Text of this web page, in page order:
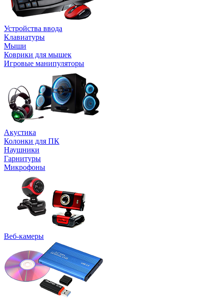
Устройства ввода
Клавиатуры
Мыши
Коврики для мышек
Игровые манипуляторы
Акустика
Колонки для ПК
Наушники
Гарнитуры
Микрофоны
Веб-камеры